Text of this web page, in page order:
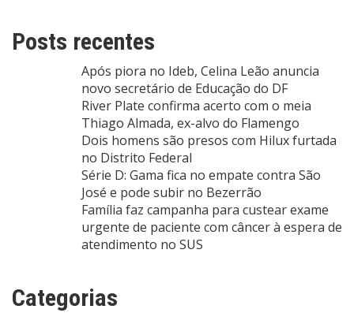
Posts recentes
Após piora no Ideb, Celina Leão anuncia
novo secretário de Educação do DF
River Plate confirma acerto com o meia
Thiago Almada, ex-alvo do Flamengo
Dois homens são presos com Hilux furtada
no Distrito Federal
Série D: Gama fica no empate contra São
José e pode subir no Bezerrão
Família faz campanha para custear exame
urgente de paciente com câncer à espera de
atendimento no SUS
Categorias